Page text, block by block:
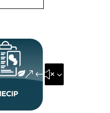
&#x35;